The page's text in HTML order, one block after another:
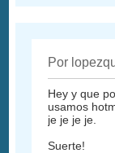
Por
Hey y que
usamos
je je je je.
Suerte!